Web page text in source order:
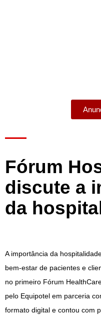
Fórum
discute a
da
A importância da
bem-estar de pacientes e
no primeiro Fórum
pelo Equipotel em parceria
formato digital e contou com